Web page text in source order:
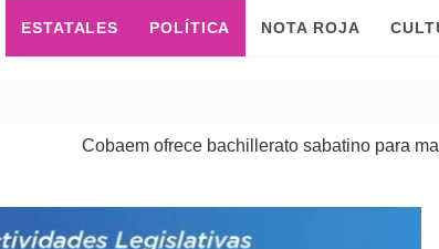
ESTATALES POLÍTICA NOTA ROJA
Cobaem ofrece bachillerato sabatino para mayores de